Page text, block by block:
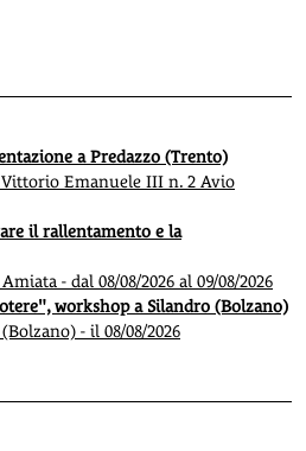
a Predazzo (Trento)
Emanuele III n. 2 Avio
il rallentamento e la
- dal 08/08/2026 al 09/08/2026
workshop a Silandro (Bolzano)
- il 08/08/2026